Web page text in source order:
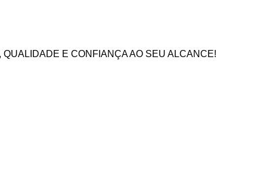
E CONFIANÇA AO SEU ALCANCE!